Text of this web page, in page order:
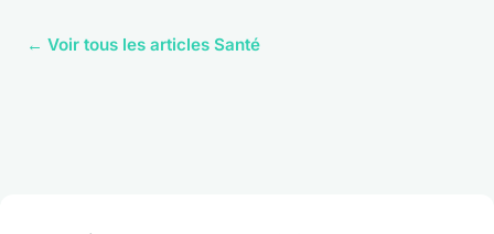
← Voir tous les articles Santé